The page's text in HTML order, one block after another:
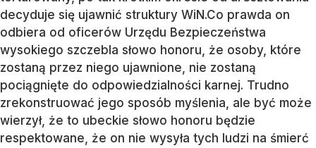
decyduje się ujawnić struktury WiN.Co prawda on
odbiera od oficerów Urzędu Bezpieczeństwa
wysokiego szczebla słowo honoru, że osoby, które
zostaną przez niego ujawnione, nie zostaną
pociągnięte do odpowiedzialności karnej. Trudno
zrekonstruować jego sposób myślenia, ale być może
wierzył, że to ubeckie słowo honoru będzie
respektowane, że on nie wysyła tych ludzi na śmierć